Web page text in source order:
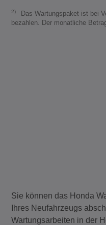
2)
Das Wartungspaket ist bei
bezahlen. Der monatliche
Sie können das Honda
Ihres Neufahrzeugs
Wartungsarbeiten in der